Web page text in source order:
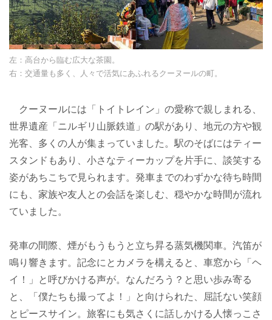
左：高台から臨む広大な茶園。
右：交通量も多く、人々で活気にあふれるクーヌールの町。
クーヌールには「トイトレイン」の愛称で親しまれる、
世界遺産「ニルギリ山脈鉄道」の駅があり、地元の方や観
光客、多くの人が集まっていました。駅のそばにはティー
スタンドもあり、小さなティーカップを片手に、談笑する
姿があちこちで見られます。発車までのわずかな待ち時間
にも、家族や友人との会話を楽しむ、穏やかな時間が流れ
ていました。
発車の間際、煙がもうもうと立ち昇る蒸気機関車。汽笛が
鳴り響きます。記念にとカメラを構えると、車窓から「ヘ
イ！」と呼びかける声が。なんだろう？と思い歩み寄る
と、「僕たちも撮ってよ！」と向けられた、屈託ない笑顔
とピースサイン。旅客にも気さくに話しかける人懐っこさ